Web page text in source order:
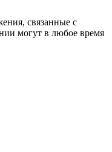
связанные с
могут в любое время